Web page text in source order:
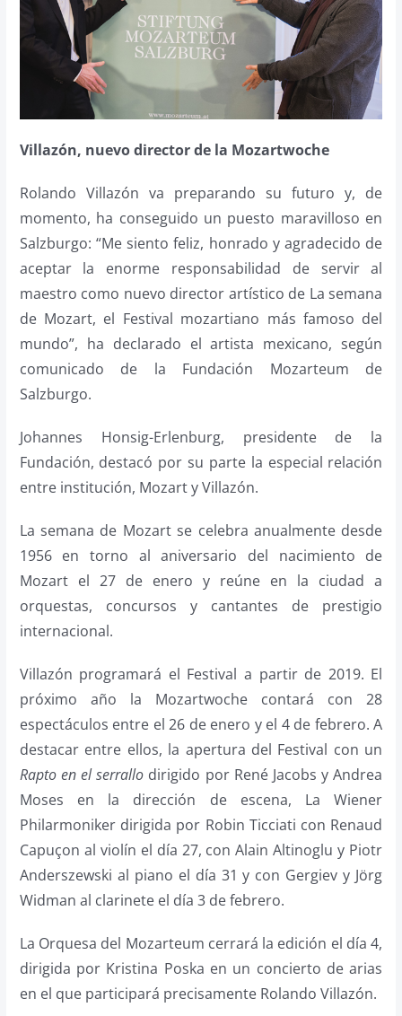
Villazón, nuevo director de la Mozartwoche
Rolando Villazón va preparando su futuro y, de
momento, ha conseguido un puesto maravilloso en
Salzburgo: “Me siento feliz, honrado y agradecido de
aceptar la enorme responsabilidad de servir al
maestro como nuevo director artístico de La semana
de Mozart, el Festival mozartiano más famoso del
mundo”, ha declarado el artista mexicano, según
comunicado de la Fundación Mozarteum de
Salzburgo.
Johannes Honsig-Erlenburg, presidente de la
Fundación, destacó por su parte la especial relación
entre institución, Mozart y Villazón.
La semana de Mozart se celebra anualmente desde
1956 en torno al aniversario del nacimiento de
Mozart el 27 de enero y reúne en la ciudad a
orquestas, concursos y cantantes de prestigio
internacional.
Villazón programará el Festival a partir de 2019. El
próximo año la Mozartwoche contará con 28
espectáculos entre el 26 de enero y el 4 de febrero. A
destacar entre ellos, la apertura del Festival con un
Rapto en el serrallo dirigido por René Jacobs y Andrea
Moses en la dirección de escena, La Wiener
Philarmoniker dirigida por Robin Ticciati con Renaud
Capuçon al violín el día 27, con Alain Altinoglu y Piotr
Anderszewski al piano el día 31 y con Gergiev y Jörg
Widman al clarinete el día 3 de febrero.
La Orquesa del Mozarteum cerrará la edición el día 4,
dirigida por Kristina Poska en un concierto de arias
en el que participará precisamente Rolando Villazón.